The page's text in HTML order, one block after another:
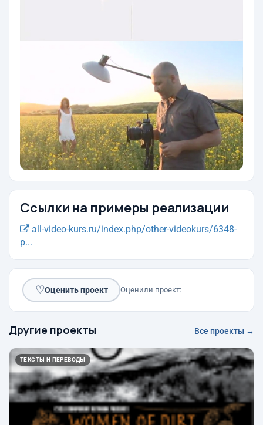
Ссылки на примеры реализации
all-video-kurs.ru/index.php/other-videokurs/6348-
p...
♡Оценить проект Оценили проект:
Другие проекты Все проекты →
ТЕКСТЫ И ПЕРЕВОДЫ